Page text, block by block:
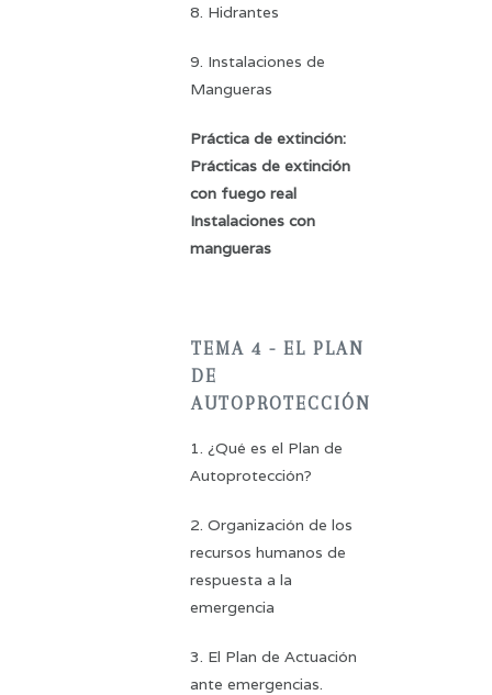
8. Hidrantes
9. Instalaciones de
Mangueras
Práctica de extinción:
Prácticas de extinción
con fuego real
Instalaciones con
mangueras
TEMA 4 - EL PLAN
DE
AUTOPROTECCIÓN
1. ¿Qué es el Plan de
Autoprotección?
2. Organización de los
recursos humanos de
respuesta a la
emergencia
3. El Plan de Actuación
ante emergencias.